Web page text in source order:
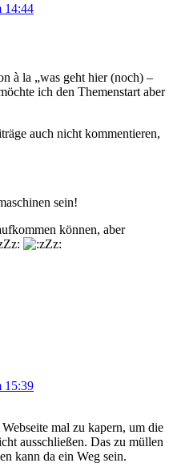
14:44
à la „was geht hier (noch) –
ich den Themenstart aber
auch nicht kommentieren,
sein!
können, aber
15:39
mal zu kapern, um die
ausschließen. Das zu müllen
kann da ein Weg sein.